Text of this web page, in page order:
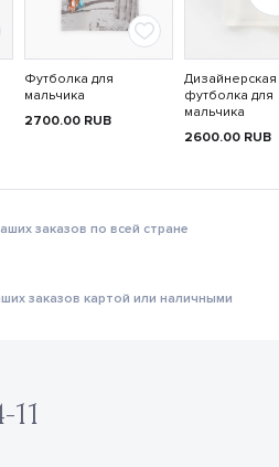
Футболка для
мальчика
2700.00 RUB
Дизайнерская
футболка для
мальчика
2600.00 RUB
заказов по всей стране
заказов картой или наличными
11